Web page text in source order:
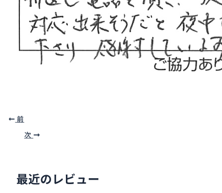
前
次
最近のレビュー